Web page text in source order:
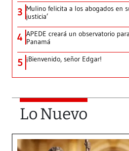
3 Mulino felicita a los abogados en
justicia’
4 APEDE creará un observatorio
Panamá
5 ¡Bienvenido, señor Edgar!
Lo Nuevo